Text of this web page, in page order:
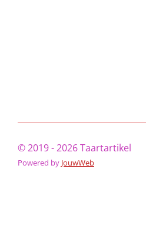
© 2019 - 2026 Taartartikel
Powered by JouwWeb